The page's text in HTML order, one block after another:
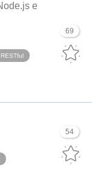
69
e
RESTful
54